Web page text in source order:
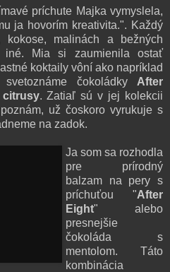
príchute Majka vymyslela,
ja hovorím kreativita.". Každý
malinách a bežných
iné. Mia si zaumienila ostať
koktaily vôní ako napríklad
svetoznáme čokoládky After
citrusy. Zatiaľ sú v jej kolekcii
už čoskoro vyrukuje s
na zadok.
Ja som sa rozhodla
pre prírodný
balzam na pery s
príchuťou "After
Eight" alebo
presnejšie
čokoláda s
mentolom. Táto
kombinácia